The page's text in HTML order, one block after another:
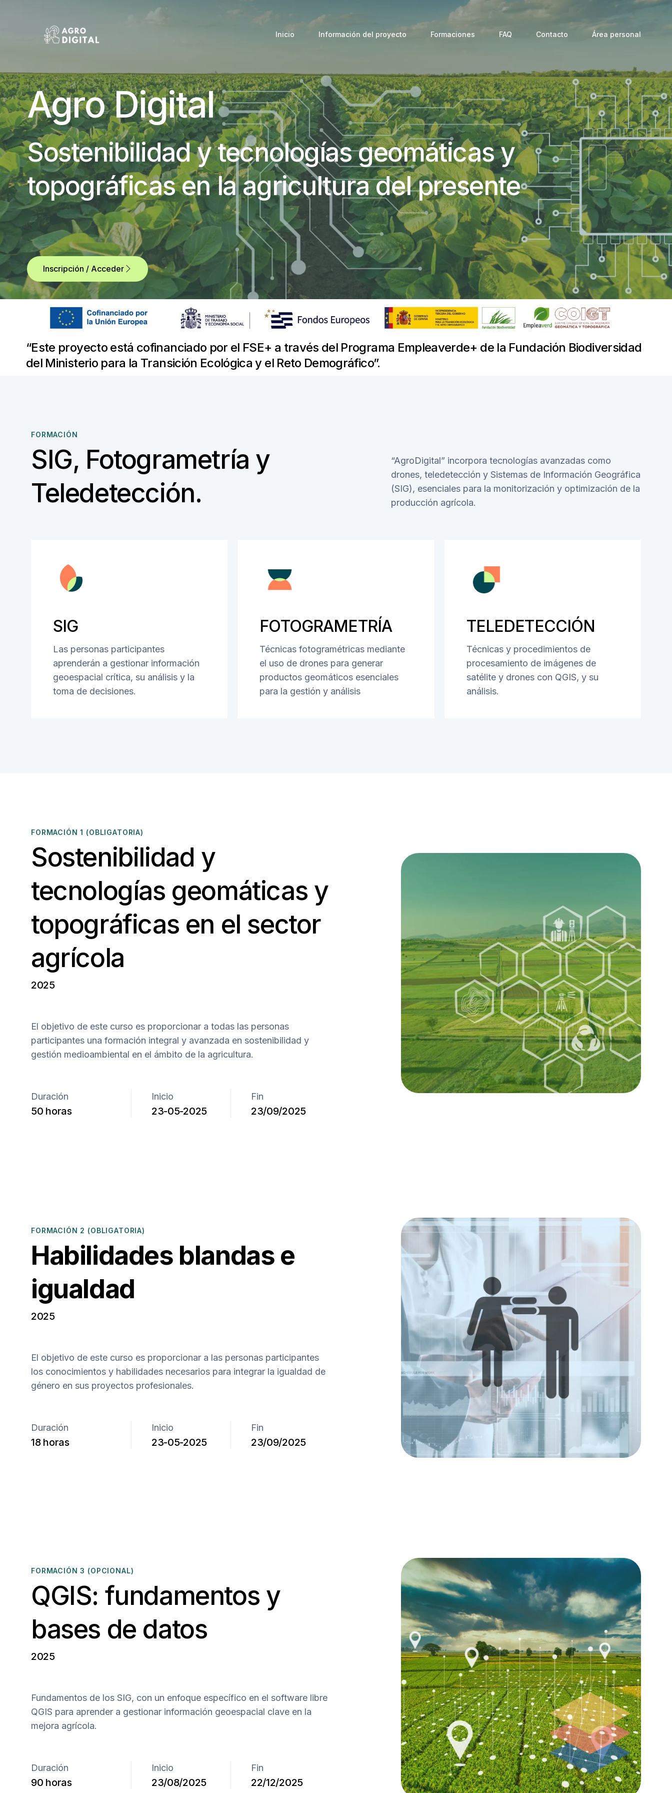
Inicio Información del proyecto Formaciones FAQ Contacto Área personal
Agro Digital
Sostenibilidad y tecnologías geomáticas y
topográficas en la agricultura del presente
Inscripción / Acceder
“Este proyecto está cofinanciado por el FSE+ a través del Programa Empleaverde+ de la Fundación Biodiversidad
del Ministerio para la Transición Ecológica y el Reto Demográfico”.
FORMACIÓN
SIG, Fotogrametría y
Teledetección.
“AgroDigital” incorpora tecnologías avanzadas como
drones, teledetección y Sistemas de Información Geográfica
(SIG), esenciales para la monitorización y optimización de la
producción agrícola.
SIG
Las personas participantes
aprenderán a gestionar información
geoespacial crítica, su análisis y la
toma de decisiones.
FOTOGRAMETRÍA
Técnicas fotogramétricas mediante
el uso de drones para generar
productos geomáticos esenciales
para la gestión y análisis
TELEDETECCIÓN
Técnicas y procedimientos de
procesamiento de imágenes de
satélite y drones con QGIS, y su
análisis.
FORMACIÓN 1 (OBLIGATORIA)
Sostenibilidad y
tecnologías geomáticas y
topográficas en el sector
agrícola
2025
El objetivo de este curso es proporcionar a todas las personas
participantes una formación integral y avanzada en sostenibilidad y
gestión medioambiental en el ámbito de la agricultura.
Duración
50 horas
Inicio
23-05-2025
Fin
23/09/2025
FORMACIÓN 2 (OBLIGATORIA)
Habilidades blandas e
igualdad
2025
El objetivo de este curso es proporcionar a las personas participantes
los conocimientos y habilidades necesarios para integrar la igualdad de
género en sus proyectos profesionales.
Duración
18 horas
Inicio
23-05-2025
Fin
23/09/2025
FORMACIÓN 3 (OPCIONAL)
QGIS: fundamentos y
bases de datos
2025
Fundamentos de los SIG, con un enfoque específico en el software libre
QGIS para aprender a gestionar información geoespacial clave en la
mejora agrícola.
Duración
90 horas
Inicio
23/08/2025
Fin
22/12/2025